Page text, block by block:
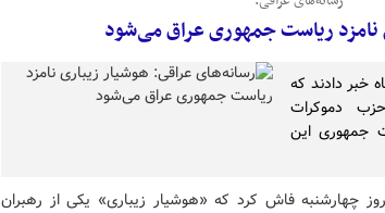
نامزد ریاست جمهوری عراق می‌شود
خبر دادند که
دموکرات
جمهوری این
چهارشنبه فاش کرد که «هوشیار زیباری» یکی از رهبران